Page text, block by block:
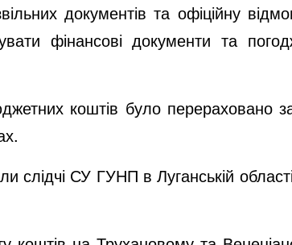
документів та офіційну
фінансові документи та
коштів було перераховано
слідчі СУ ГУНП в Луганській